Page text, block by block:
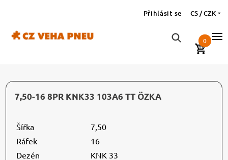
Přihlásit se CS / CZK
0
7,50-16 8PR KNK33 103A6 TT ÖZKA
Šířka
7,50
Ráfek
16
Dezén
KNK 33